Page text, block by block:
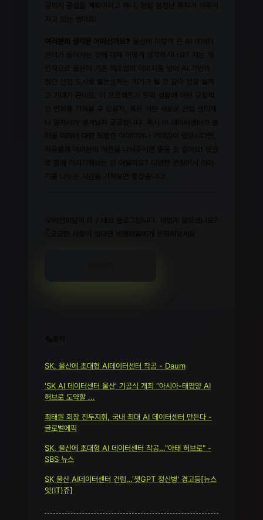
급까지 증설될 계획이라고 하니, 정말 엄청난 투자가 이루어
지고 있는 셈이죠!
SK, 울산에 초대형 AI데이터센터 착공 - Daum
'SK AI 데이터센터 울산' 기공식 개최 “아시아-태평양 AI
허브로 도약할 ...
최태원 회장 진두지휘, 국내 최대 AI 데이터센터 만든다 -
글로벌에픽
SK, 울산에 초대형 AI 데이터센터 착공…"아태 허브로" -
SBS 뉴스
SK 울산 AI데이터센터 건립…'챗GPT 정신병' 경고등[뉴스
잇(IT)쥬]